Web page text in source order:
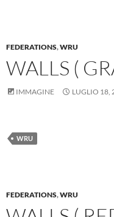
FEDERATIONS,WRU
WALLS (
IMMAGINE LUGLIO 18,
WRU
FEDERATIONS,WRU